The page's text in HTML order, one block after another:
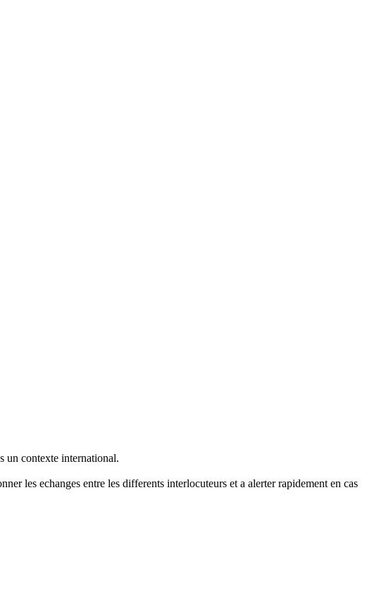
un contexte international.
les echanges entre les differents interlocuteurs et a alerter rapidement en cas